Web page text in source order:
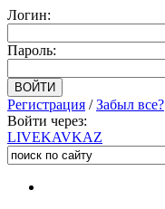
Логин:
Пароль:
Регистрация /Забыл все?
Войти через:
LIVEKAVKAZ